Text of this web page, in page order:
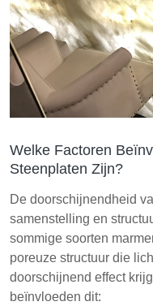
Welke Factoren
Steenplaten Zijn?
De doorschijnendheid
samenstelling en
sommige soorten
poreuze structuur die
doorschijnend effect
beïnvloeden dit: